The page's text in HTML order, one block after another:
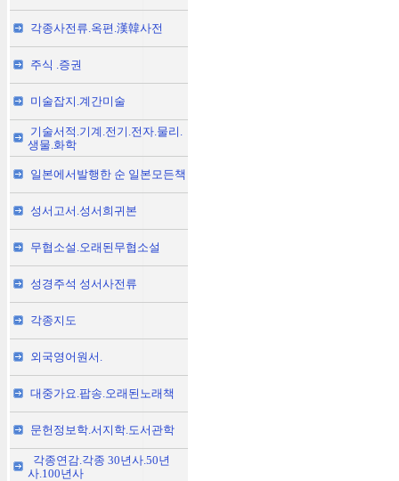
각종사전류.옥편.漢韓사전
주식 .증권
미술잡지.계간미술
기술서적.기계.전기.전자.물리.
생물.화학
일본에서발행한 순 일본모든책
성서고서.성서희귀본
무협소설.오래된무협소설
성경주석 성서사전류
각종지도
외국영어원서.
대중가요.팝송.오래된노래책
문헌정보학.서지학.도서관학
각종연감.각종 30년사.50년
사.100년사